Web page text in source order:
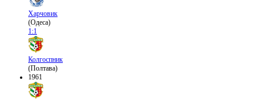
Харчовик
(Одеса)
1:1
Колгоспник
(Полтава)
1961